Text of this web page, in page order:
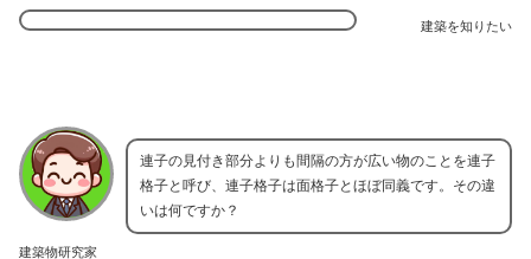
建築を知りたい
建築物研究家
連子の見付き部分よりも間隔の方が広い物のことを連子
格子と呼び、連子格子は面格子とほぼ同義です。その違
いは何ですか？